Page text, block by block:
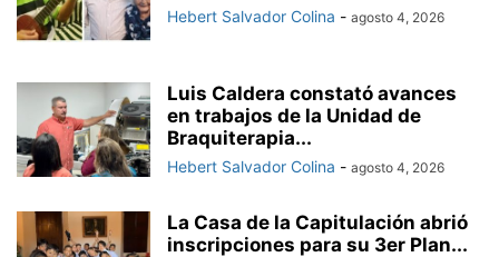
Hebert Salvador Colina - agosto 4, 2026
Luis Caldera constató avances
en trabajos de la Unidad de
Braquiterapia...
Hebert Salvador Colina - agosto 4, 2026
La Casa de la Capitulación abrió
inscripciones para su 3er Plan...